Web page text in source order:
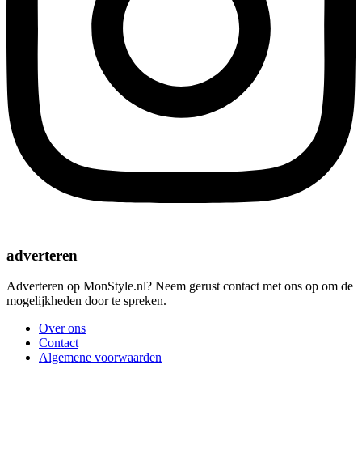
adverteren
Adverteren op MonStyle.nl? Neem gerust contact met ons op om de
mogelijkheden door te spreken.
Over ons
Contact
Algemene voorwaarden